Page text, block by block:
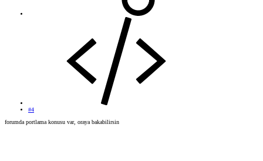
#4
forumda portlama konusu var, oraya bakabilirsin